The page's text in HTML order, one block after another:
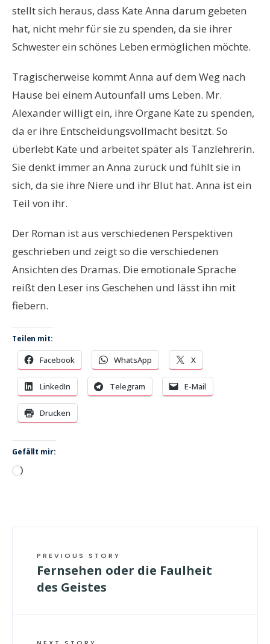
stellt sich heraus, dass Kate Anna darum gebeten
hat, nicht mehr für sie zu spenden, da sie ihrer
Schwester ein schönes Leben ermöglichen möchte.
Tragischerweise kommt Anna auf dem Weg nach
Hause bei einem Autounfall ums Leben. Mr.
Alexander willigt ein, ihre Organe Kate zu spenden,
da er ihre Entscheidungsvollmacht besitzt. So
überlebt Kate und arbeitet später als Tanzlehrerin.
Sie denkt immer an Anna zurück und fühlt sie in
sich, da sie ihre Niere und ihr Blut hat. Anna ist ein
Teil von ihr.
Der Roman ist aus verschiedenen Perspektiven
geschrieben und zeigt so die verschiedenen
Ansichten des Dramas. Die emotionale Sprache
reißt den Leser ins Geschehen und lässt ihn mit
fiebern.
Teilen mit:
Facebook WhatsApp X
LinkedIn Telegram E-Mail
Drucken
Gefällt mir:
Wird
PREVIOUS STORY
Fernsehen oder die Faulheit
des Geistes